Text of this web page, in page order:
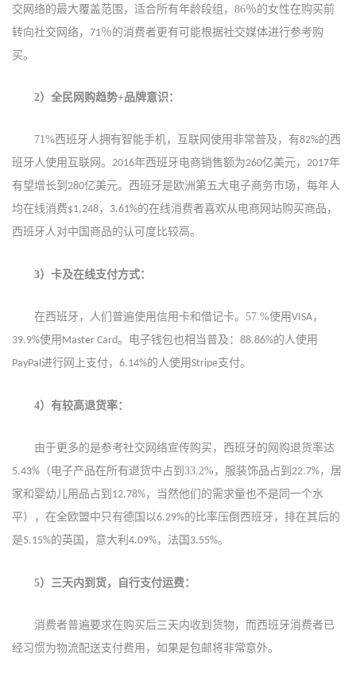
交网络的最大覆盖范围，适合所有年龄段组 ， 86％的女性在购买前
转向社交网络， 71％的消费者更有可能根据社交媒体进行参考购
买。
2） 全民网购趋势+品牌意识：
71%西班牙人拥有智能手机，互联网使用非常普及，有82%的西
班牙人使用互联网。 2016年西班牙电商销售额为260亿美元， 2017年
有望增长到 280亿美元。 西班牙是欧洲第五大电子商务市场，每年人
均在线消费$1,248， 3.61%的在线消费者喜欢从电商网站购买商品，
西班牙人对中国商品的认可度比较高。
3） 卡及在线支付方式：
在西班牙，人们普遍使用信用卡和借记卡。 57.%使用VISA，
39.9%使用 Master Card。电子钱包也相当普及： 88.86%的人使用
PayPal进行网上支付， 6.14%的人使用Stripe支付。
4） 有较高退货率：
由于更多的是参考社交网络宣传购买，西班牙的 网购退货率达
5.43% （电子产品在所有退货中占到 33.2% ，服装饰品占到 22.7%，居
家和婴幼儿用品占到 12.78%，当然他们的需求量也不是同一个水
平），在全欧盟中只有德国以6.29%的比率压倒西班牙，排在其后的
是5.15%的英国，意大利 4.09%，法国 3.55%。
5）三天内到货，自行支付运费：
消费者普遍要求在购买后三天内收到货物，而西班牙消费者已
经习惯为物流配送支付费用 ，如果是包邮将非常意外。